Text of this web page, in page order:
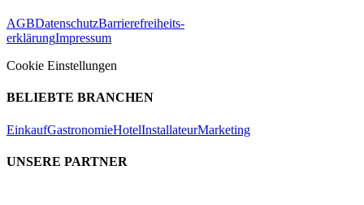
AGBDatenschutzBarrierefreiheits-
erklärungImpressum
Cookie Einstellungen
BELIEBTE BRANCHEN
EinkaufGastronomieHotelInstallateurMarketing
UNSERE PARTNER